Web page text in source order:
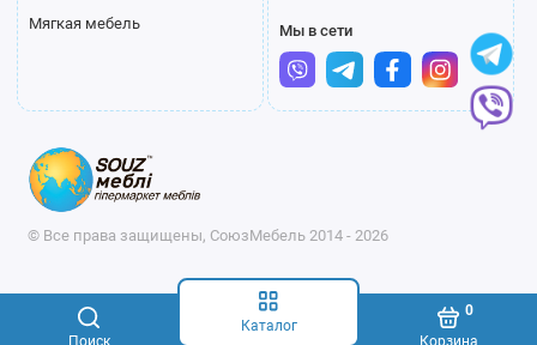
Поиск
Каталог
Корзина
0
Мягкая мебель
Мы в сети
© Все права защищены, СоюзМебель 2014 - 2026